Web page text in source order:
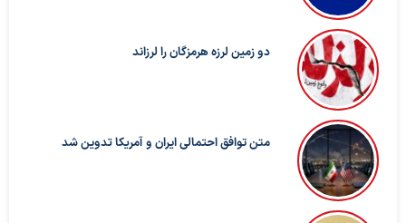
دو زمین لرزه هرمزگان را لرزاند
متن توافق احتمالی ایران و آمریکا تدوین شد